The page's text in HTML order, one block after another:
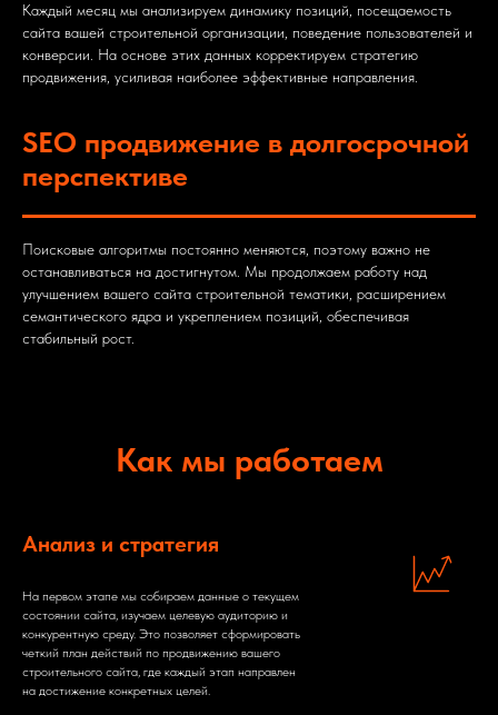
Каждый месяц мы анализируем динамику позиций, посещаемость
сайта вашей строительной организации, поведение пользователей и
конверсии. На основе этих данных корректируем стратегию
продвижения, усиливая наиболее эффективные направления.
SEO продвижение в долгосрочной
перспективе
Поисковые алгоритмы постоянно меняются, поэтому важно не
останавливаться на достигнутом. Мы продолжаем работу над
улучшением вашего сайта строительной тематики, расширением
семантического ядра и укреплением позиций, обеспечивая
стабильный рост.
Как мы работаем
Анализ и стратегия
На первом этапе мы собираем данные о текущем
состоянии сайта, изучаем целевую аудиторию и
конкурентную среду. Это позволяет сформировать
четкий план действий по продвижению вашего
строительного сайта, где каждый этап направлен
на достижение конкретных целей.